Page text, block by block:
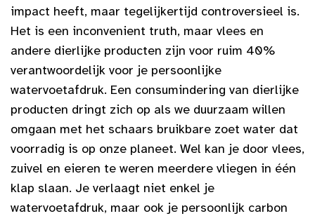
impact heeft, maar tegelijkertijd controversieel is.
Het is een inconvenient truth, maar vlees en
andere dierlijke producten zijn voor ruim 40%
verantwoordelijk voor je persoonlijke
watervoetafdruk. Een consumindering van dierlijke
producten dringt zich op als we duurzaam willen
omgaan met het schaars bruikbare zoet water dat
voorradig is op onze planeet. Wel kan je door vlees,
zuivel en eieren te weren meerdere vliegen in één
klap slaan. Je verlaagt niet enkel je
watervoetafdruk, maar ook je persoonlijk carbon